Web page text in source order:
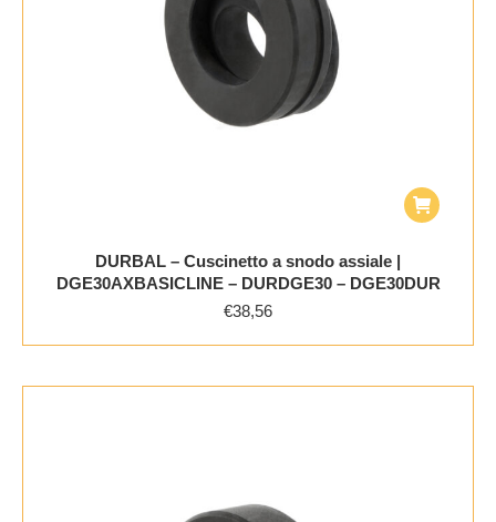
DURBAL – Cuscinetto a snodo assiale |
DGE30AXBASICLINE – DURDGE30 – DGE30DUR
€38,56